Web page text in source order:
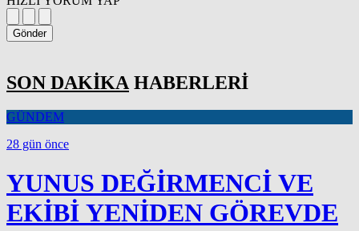
Gönder
SON DAKİKA HABERLERİ
GÜNDEM
28 gün önce
YUNUS DEĞİRMENCİ VE
EKİBİ YENİDEN GÖREVDE